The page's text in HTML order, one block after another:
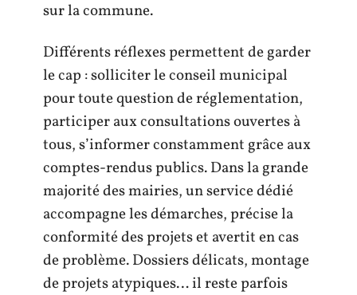
sur la commune.
Différents réflexes permettent de garder
le cap : solliciter le conseil municipal
pour toute question de réglementation,
participer aux consultations ouvertes à
tous, s’informer constamment grâce aux
comptes-rendus publics. Dans la grande
majorité des mairies, un service dédié
accompagne les démarches, précise la
conformité des projets et avertit en cas
de problème. Dossiers délicats, montage
de projets atypiques… il reste parfois